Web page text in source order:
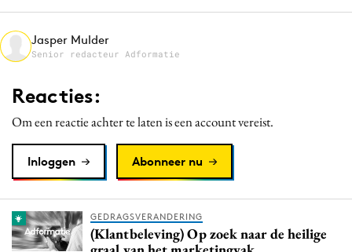
Martech
Media
Merkstrategie
Programmatic
Purpose Marketing
Reputatie & crisis
Jasper Mulder
Senior redacteur Adformatie
Reacties:
Om een reactie achter te laten is een account vereist.
Inloggen Abonneer nu
GEDRAGSVERANDERING
(Klantbeleving) Op zoek naar de heilige